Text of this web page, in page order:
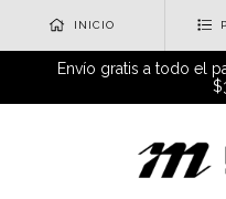
INICIO
Envío gratis a todo el